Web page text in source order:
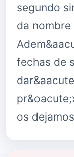
segundo
da nombre
fechas de
os